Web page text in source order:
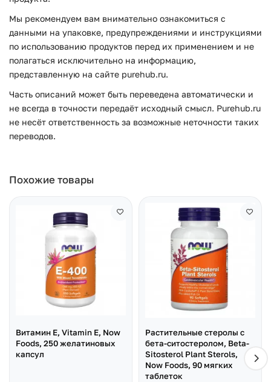
Мы рекомендуем вам внимательно ознакомиться с
данными на упаковке, предупреждениями и инструкциями
по использованию продуктов перед их применением и не
полагаться исключительно на информацию,
представленную на сайте purehub.ru.
Часть описаний может быть переведена автоматически и
не всегда в точности передаёт исходный смысл. Purehub.ru
не несёт ответственность за возможные неточности таких
переводов.
Похожие товары
Витамин Е, Vitamin E, Now
Foods, 250 желатиновых
капсул
Растительные стеролы с
бета-ситостеролом, Beta-
Sitosterol Plant Sterols,
Now Foods, 90 мягких
таблеток